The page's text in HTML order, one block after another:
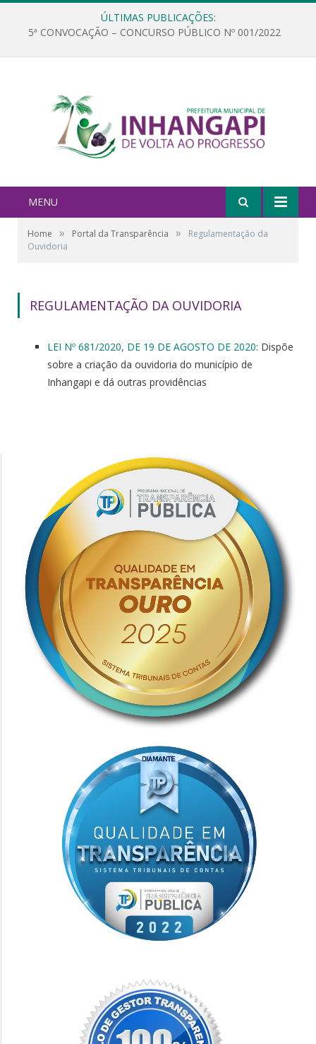
ÚLTIMAS PUBLICAÇÕES:
5ª CONVOCAÇÃO – CONCURSO PÚBLICO Nº 001/2022
MENU
Home » Portal da Transparência »
Regulamentação da
Ouvidoria
REGULAMENTAÇÃO DA OUVIDORIA
LEI Nº 681/2020, DE 19 DE AGOSTO DE 2020: Dispõe
sobre a criação da ouvidoria do município de
Inhangapi e dá outras providências